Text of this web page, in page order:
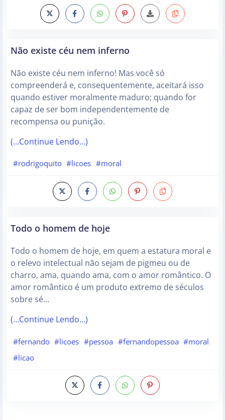
Não existe céu nem inferno
Não existe céu nem inferno! Mas você só
compreenderá e, consequentemente, aceitará isso
quando estiver moralmente maduro; quando for
capaz de ser bom independentemente de
recompensa ou punição.
(…Continue Lendo…)
#rodrigoquito #licoes #moral
Todo o homem de hoje
Todo o homem de hoje, em quem a estatura moral e
o relevo intelectual não sejam de pigmeu ou de
charro, ama, quando ama, com o amor romântico. O
amor romântico é um produto extremo de séculos
sobre sé…
(…Continue Lendo…)
#fernando #licoes #pessoa #fernandopessoa #moral
#licao